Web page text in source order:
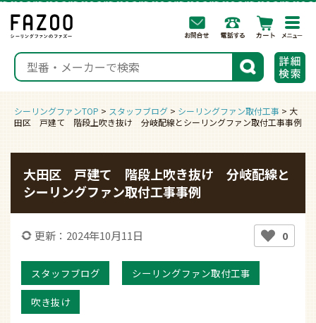
検索
シーリングファンTOP > スタッフブログ > シーリングファン取付工事 > 大
田区 戸建て 階段上吹き抜け 分岐配線とシーリングファン取付工事事例
大田区 戸建て 階段上吹き抜け 分岐配線と
シーリングファン取付工事事例
更新：2024年10月11日 0
スタッフブログ シーリングファン取付工事
吹き抜け